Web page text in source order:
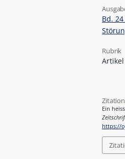
Bd.
Rubrik
Artikel
Ein
https://